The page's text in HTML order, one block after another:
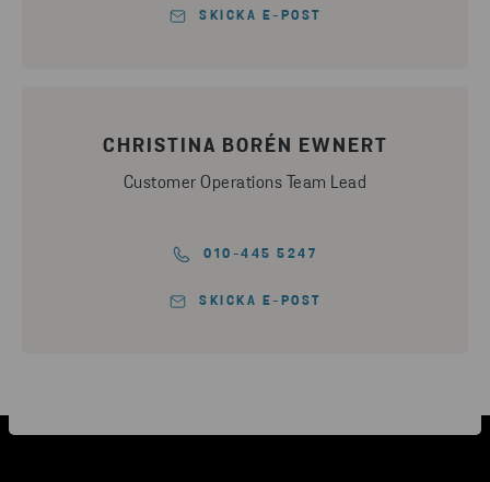
SKICKA E-POST
CHRISTINA BORÉN EWNERT
Customer Operations Team Lead
010-445 5247
SKICKA E-POST